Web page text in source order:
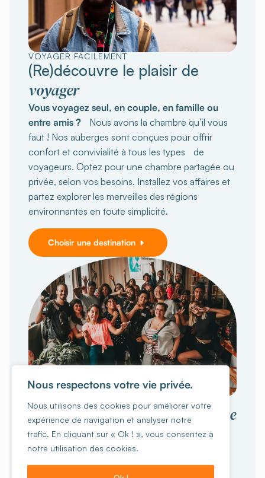
VOYAGER FACILEMENT
(Re)découvre le plaisir de
voyager
Vous voyagez seul, en couple, en famille ou
entre amis ? Nous avons la chambre qu’il vous
faut ! Nos auberges sont conçues pour offrir
confort et convivialité à tous les types de
voyageurs. Optez pour une chambre partagée ou
privée, selon vos besoins. Installez vos affaires et
partez explorer les merveilles des régions
environnantes en toute simplicité.
Choisir une destination
Vivez une expériencecollective
inoubliable
Vous êtes 15 personnes ou plus ?
familles, groupes d'amis, sportifs ou autres, on
Nous respectons votre vie privée.
Nous utilisons des cookies pour améliorer votre
expérience de navigation et analyser notre
trafic. En cliquant sur « Ok ! », vous consentez à
notre utilisation des cookies.